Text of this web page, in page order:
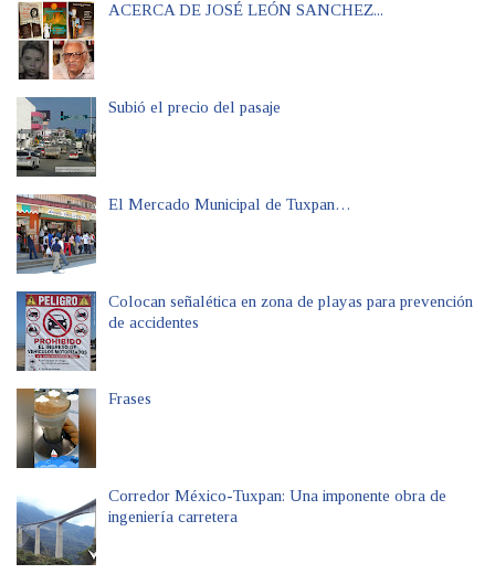
ACERCA DE JOSÉ LEÓN SANCHEZ...
Subió el precio del pasaje
El Mercado Municipal de Tuxpan…
Colocan señalética en zona de playas para prevención
de accidentes
Frases
Corredor México-Tuxpan: Una imponente obra de
ingeniería carretera